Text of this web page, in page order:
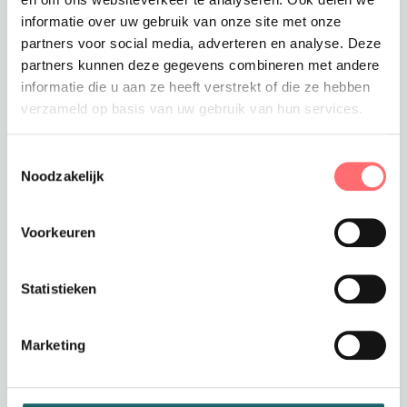
informatie over uw gebruik van onze site met onze
partners voor social media, adverteren en analyse. Deze
partners kunnen deze gegevens combineren met andere
informatie die u aan ze heeft verstrekt of die ze hebben
verzameld op basis van uw gebruik van hun services.
Noodzakelijk
Voorkeuren
Statistieken
Marketing
€161,90
Toevoegen aan winkelwagen
Wil je een offerte of sample aanvragen.
vraag een offerte of sample aan.